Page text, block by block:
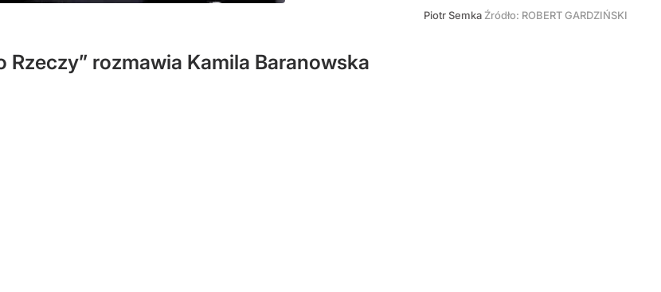
Piotr Semka Źródło: ROBERT GARDZIŃSKI
Rzeczy” rozmawia Kamila Baranowska